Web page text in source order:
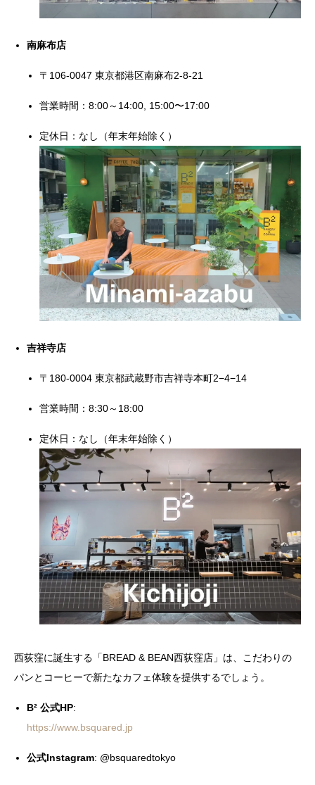
南麻布店
〒106-0047 東京都港区南麻布2-8-21
営業時間：8:00～14:00, 15:00〜17:00
定休日：なし（年末年始除く）
吉祥寺店
〒180-0004 東京都武蔵野市吉祥寺本町2−4−14
営業時間：8:30～18:00
定休日：なし（年末年始除く）
西荻窪に誕生する「BREAD & BEAN西荻窪店」は、こだわりの
パンとコーヒーで新たなカフェ体験を提供するでしょう。
B² 公式HP:
https://www.bsquared.jp
公式Instagram: @bsquaredtokyo